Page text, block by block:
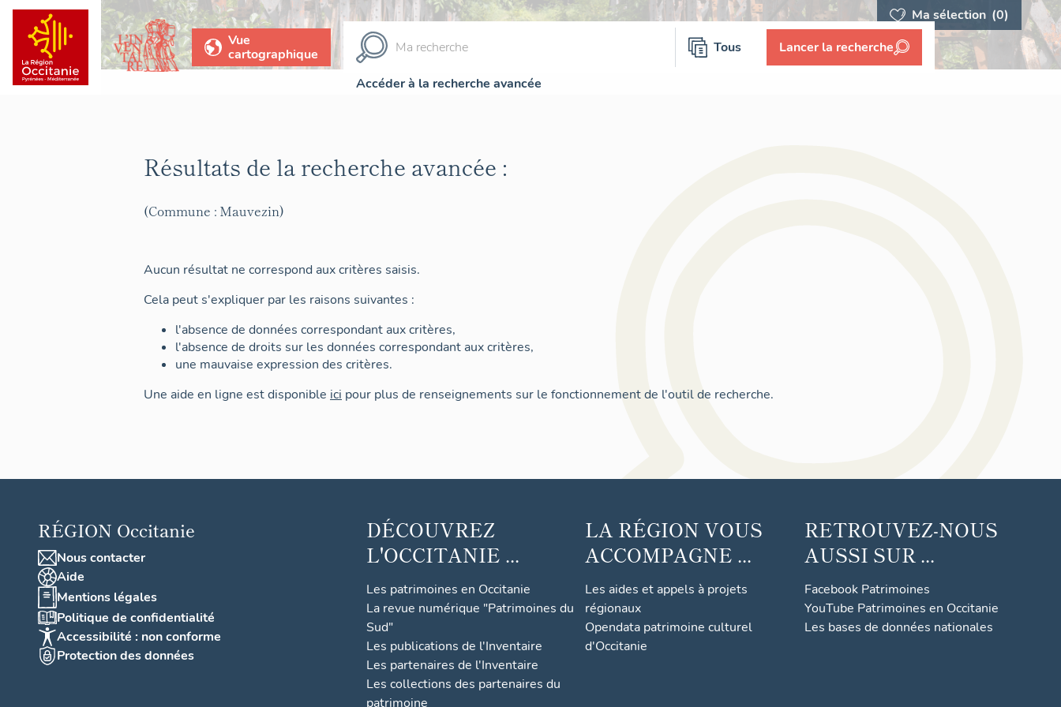
Ma sélection (0)
Vue
cartographique
Tous Lancer la recherche
Accéder à la recherche avancée
Résultats de la recherche avancée :
(Commune : Mauvezin)
Aucun résultat ne correspond aux critères saisis.
Cela peut s'expliquer par les raisons suivantes :
l'absence de données correspondant aux critères,
l'absence de droits sur les données correspondant aux critères,
une mauvaise expression des critères.
Une aide en ligne est disponible ici pour plus de renseignements sur le fonctionnement de l'outil de recherche.
RÉGION Occitanie
Nous contacter
Aide
Mentions légales
Politique de confidentialité
Accessibilité : non conforme
Protection des données
DÉCOUVREZ
L'OCCITANIE ...
Les patrimoines en Occitanie
La revue numérique "Patrimoines du
Sud"
Les publications de l'Inventaire
Les partenaires de l'Inventaire
Les collections des partenaires du
patrimoine
LA RÉGION VOUS
ACCOMPAGNE ...
Les aides et appels à projets
régionaux
Opendata patrimoine culturel
d'Occitanie
RETROUVEZ-NOUS
AUSSI SUR ...
Facebook Patrimoines
YouTube Patrimoines en Occitanie
Les bases de données nationales